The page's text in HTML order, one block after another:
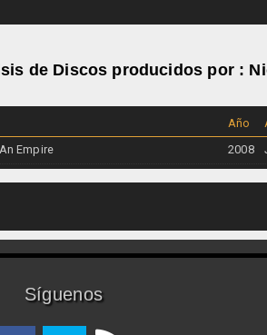
de Discos producidos por :
Año
Empire 2008
Síguenos